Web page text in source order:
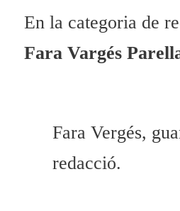
En la categoria de
Fara Vargés
Fara Vergés,
redacció.